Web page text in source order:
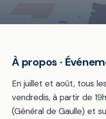
À propos ·
En juillet et août, tous
vendredis, à partir de
(Général de Gaulle) et